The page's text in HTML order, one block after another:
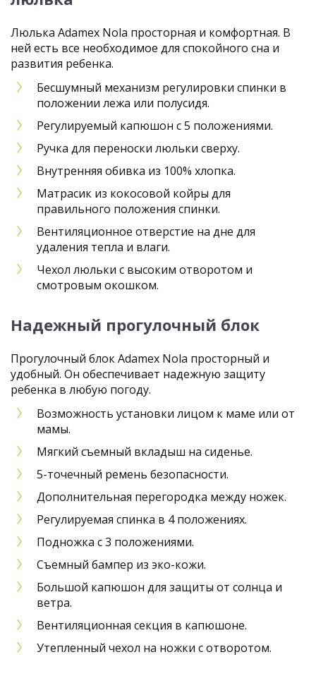
Люлька Adamex Nola просторная и комфортная. В
ней есть все необходимое для спокойного сна и
развития ребенка.
Бесшумный механизм регулировки спинки в
положении лежа или полусидя.
Регулируемый капюшон с 5 положениями.
Ручка для переноски люльки сверху.
Внутренняя обивка из 100% хлопка.
Матрасик из кокосовой койры для
правильного положения спинки.
Вентиляционное отверстие на дне для
удаления тепла и влаги.
Чехол люльки с высоким отворотом и
смотровым окошком.
Надежный прогулочный блок
Прогулочный блок Adamex Nola просторный и
удобный. Он обеспечивает надежную защиту
ребенка в любую погоду.
Возможность установки лицом к маме или от
мамы.
Мягкий съемный вкладыш на сиденье.
5-точечный ремень безопасности.
Дополнительная перегородка между ножек.
Регулируемая спинка в 4 положениях.
Подножка с 3 положениями.
Съемный бампер из эко-кожи.
Большой капюшон для защиты от солнца и
ветра.
Вентиляционная секция в капюшоне.
Утепленный чехол на ножки с отворотом.